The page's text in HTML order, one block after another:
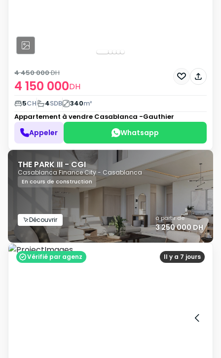
4 150 000DH
4 450 000DH
5CH 4SDB 340m²
Appartement à vendre Casablanca -Gauthier
Appeler Whatsapp
THE PARK III - CGI
Casablanca Finance City - Casablanca
En cours de construction
Découvrir à partir de
3 250 000 DH
Il y a 7 jours
Vérifié par agenz